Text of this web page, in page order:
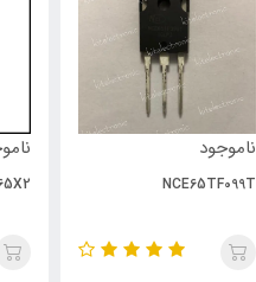
ناموجود
NCE65TF099T